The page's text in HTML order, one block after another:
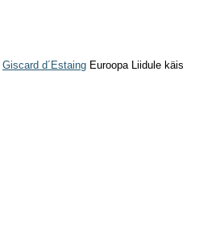
Giscard d´Estaing Euroopa Liidule käis